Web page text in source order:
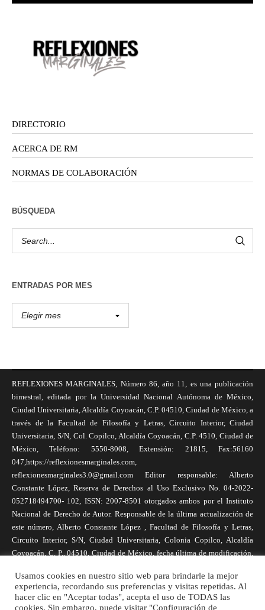
DIRECTORIO
ACERCA DE RM
NORMAS DE COLABORACIÓN
BÚSQUEDA
ENTRADAS POR MES
REFLEXIONES MARGINALES, Número 86, año 11, es una publicación
bimestral, editada por la Universidad Nacional Autónoma de México,
Ciudad Universitaria, Alcaldía Coyoacán, C.P. 04510, Ciudad de México, a
través de la Facultad de Filosofía y Letras, Circuito Interior, Ciudad
Universitaria, S/N, Col. Copilco, Alcaldía Coyoacán, C.P. 4510, Ciudad de
México, Teléfono: 5550-8008, Extensión: 21815, Fax:56160
047,https://reflexionesmarginales.com,
reflexionesmarginales3.0@gmail.com Editor responsable: Alberto
Constante López, Reserva de Derechos al Uso Exclusivo No. 04-2022-
052718494700- 102, ISSN: 2007-8501 otorgados ambos por el Instituto
Nacional de Derecho de Autor. Responsable de la última actualización de
este número, Alberto Constante López , Facultad de Filosofía y Letras,
Circuito Interior, S/N, Ciudad Universitaria, Colonia Copilco, Alcaldía
Coyoacán, C. P., 04510, Ciudad de México, fecha última de modificación,
necesariamente reflejan la postura de la revista, ni de Universidad Nacional
Autónoma de México. Los autores son responsables de los contenidos de
sus artículos. Se autoriza la reproducción total o parcial de los textos aquí
Usamos cookies en nuestro sitio web para brindarle la mejor
experiencia, recordando sus preferencias y visitas repetidas. Al
hacer clic en "Aceptar todas", acepta el uso de TODAS las
cookies. Sin embargo, puede visitar "Configuración de